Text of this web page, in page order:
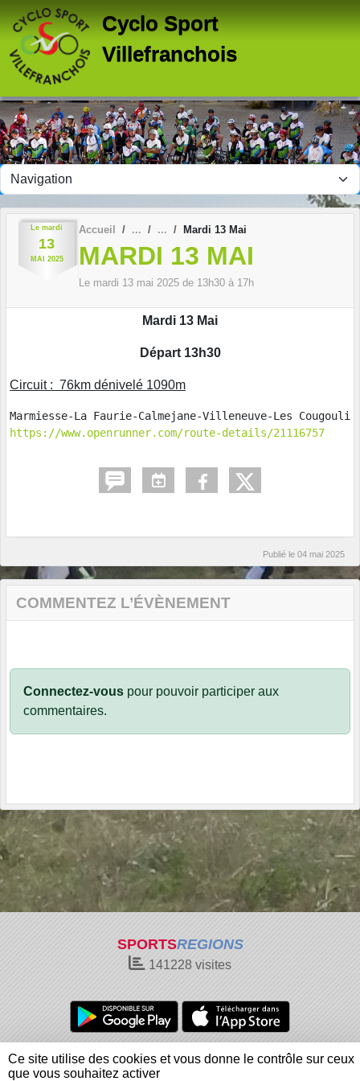
Cyclo Sport
Villefranchois
Le mardi
13
MAI 2025
Accueil Mardi 13 Mai
MARDI 13 MAI
Le mardi 13 mai 2025 de 13h30 à 17h
Mardi 13 Mai
Départ 13h30
Circuit : 76km dénivelé 1090m
https://www.openrunner.com/route-details/21116757
Publié le 04 mai 2025
COMMENTEZ L’ÉVÈNEMENT
Connectez-vous pour pouvoir participer aux
commentaires.
SPORTSREGIONS
141228 visites
Charte cookies
Gestion des cookies
Informations légales
Signaler un contenu inapproprié
Panneau de gestion des cookies
Ce site utilise des cookies et vous donne le contrôle sur ceux
que vous souhaitez activer